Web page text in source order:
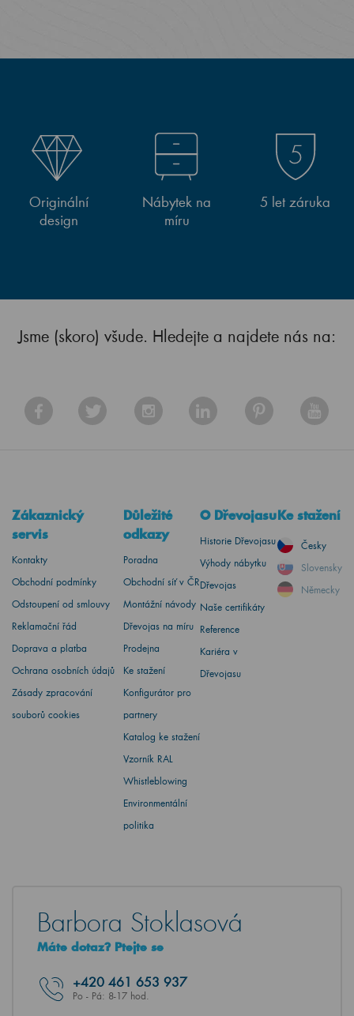
Originální
design
Nábytek na
míru
5 let záruka
Jsme (skoro) všude. Hledejte a najdete nás na:
Zákaznický
servis
Kontakty
Obchodní podmínky
Odstoupení od smlouvy
Reklamační řád
Doprava a platba
Ochrana osobních údajů
Zásady zpracování
souborů cookies
Důležité
odkazy
Poradna
Obchodní síť v ČR
Montážní návody
Dřevojas na míru
Prodejna
Ke stažení
Konfigurátor pro
partnery
Katalog ke stažení
Vzorník RAL
Whistleblowing
Environmentální
politika
O Dřevojasu
Historie Dřevojasu
Výhody nábytku
Dřevojas
Naše certifikáty
Reference
Kariéra v
Dřevojasu
Ke stažení
Česky
Slovensky
Německy
Barbora Stoklasová
Máte dotaz? Ptejte se
+420 461 653 937
Po - Pá: 8-17 hod.